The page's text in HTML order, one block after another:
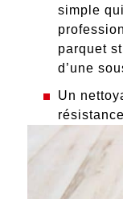
simple
parquet
d’une
Un
résistance